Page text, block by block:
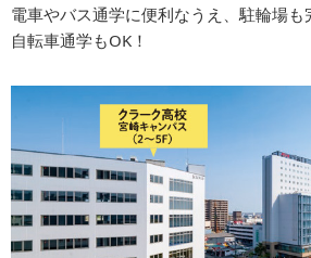
電車やバス通学に便利なうえ、駐輪場も
自転車通学もOK！